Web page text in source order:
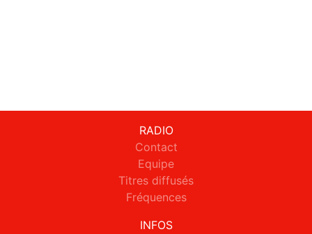
RADIO
Contact
Equipe
Titres diffusés
Fréquences
INFOS